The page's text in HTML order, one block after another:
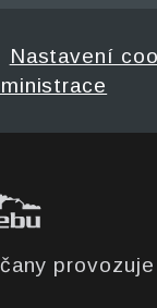
Nastavení